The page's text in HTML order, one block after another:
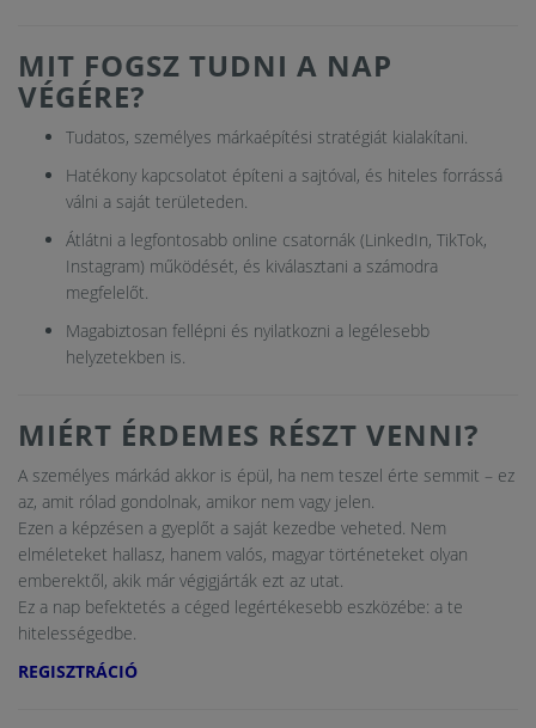
MIT FOGSZ TUDNI A NAP
VÉGÉRE?
Tudatos, személyes márkaépítési stratégiát kialakítani.
Hatékony kapcsolatot építeni a sajtóval, és hiteles forrássá
válni a saját területeden.
Átlátni a legfontosabb online csatornák (LinkedIn, TikTok,
Instagram) működését, és kiválasztani a számodra
megfelelőt.
Magabiztosan fellépni és nyilatkozni a legélesebb
helyzetekben is.
MIÉRT ÉRDEMES RÉSZT VENNI?
A személyes márkád akkor is épül, ha nem teszel érte semmit – ez
az, amit rólad gondolnak, amikor nem vagy jelen.
Ezen a képzésen a gyeplőt a saját kezedbe veheted. Nem
elméleteket hallasz, hanem valós, magyar történeteket olyan
emberektől, akik már végigjárták ezt az utat.
Ez a nap befektetés a céged legértékesebb eszközébe: a te
hitelességedbe.
REGISZTRÁCIÓ